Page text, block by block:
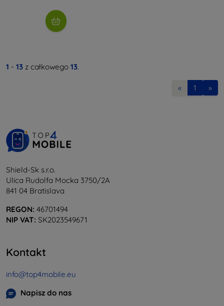
1 - 13 z całkowego 13.
« 1 »
Shield-Sk s.r.o.
Ulica Rudolfa Mocka 3750/2A
841 04 Bratislava
REGON: 46701494
NIP VAT: SK2023549671
Kontakt
info@top4mobile.eu
Napisz do nas